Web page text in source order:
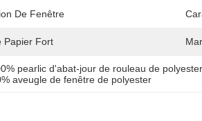
De Fenêtre
Papier Fort
pearlic d'abat-jour de rouleau de polyester
aveugle de fenêtre de polyester